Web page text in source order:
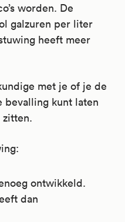
worden. De
galzuren per liter
heeft meer
met je of je de
bevalling kunt laten
zitten.
ontwikkeld.
dan